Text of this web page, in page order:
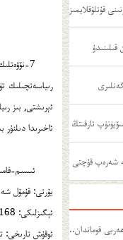
تارقىتڭ
شەرەپ قۇچتى
قوماندان..
7-
ﺋ‍ﯦﺮﯨﺸﺘﻰ, ﺑﯩﺰ
ﺋ‍ﺍﺧﯩﺮﯨﺪﺍ
ﺋﯩﺴﯩﻢ-
ﻳﯘﺭﺗﻰ: ﻗﯘﻣﯘﻝ
ﺋﯧﮕﯩﺰﻟﯩﻜﻰ: 168 ﺳﺎﻧﺘﯩﻤﯧﺘﯩﺮ
ﺋﻮﻗﯘﺵ ﺗﺎﺭﯨﺨﻰ: